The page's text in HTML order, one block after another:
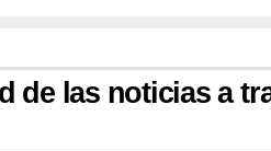
de las noticias a